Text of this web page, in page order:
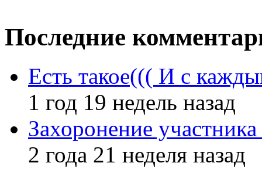
Последние
Есть такое((( И с
1 год 19 недель назад
Захоронение
2 года 21 неделя назад